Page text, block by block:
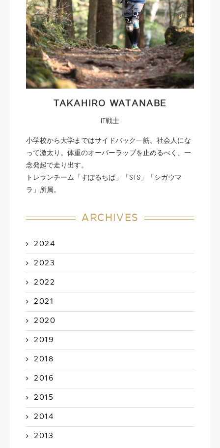
TAKAHIRO WATANABE
IT戦士
小学校から大学まではサイドバック一筋。社会人にな
って激太り。体重のオーバーラップを止めるべく、一
念発起で走り出す。
トレランチーム「すぽるちば」「STS」「シガウマ
ラ」所属。
ARCHIVES
2024
2023
2022
2021
2020
2019
2018
2016
2015
2014
2013